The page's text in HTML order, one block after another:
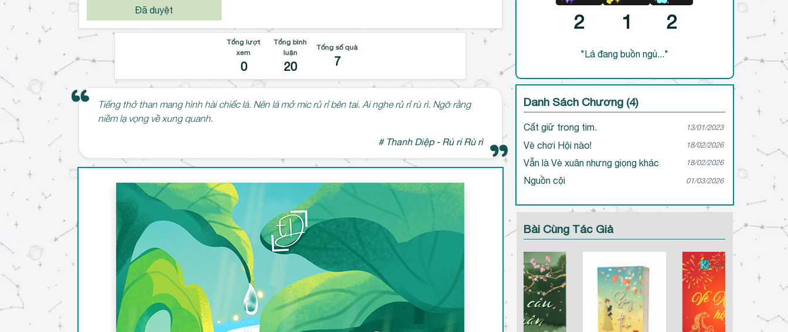
Đã duyệt
Tổng lượt
xem
0
Tổng bình
luận
20
Tổng số quà
7
Tiếng thở than mang hình hài chiếc lá. Nên lá mở mic rủ rỉ bên tai. Ai nghe rủ rỉ rù rì. Ngỡ rằng
niềm lạ vọng về xung quanh.
# Thanh Diệp - Rủ rỉ Rù rì
2 1 2
"Lá đang buồn ngủ..."
Danh Sách Chương (4)
Cất giữ trong tim. 13/01/2023
Vè chơi Hội nào! 18/02/2026
Vẫn là Vè xuân nhưng giọng khác 18/02/2026
Nguồn cội 01/03/2026
Bài Cùng Tác Giả